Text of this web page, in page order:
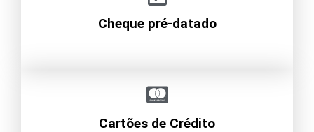
Cartões de Crédito
Cheque pré-datado